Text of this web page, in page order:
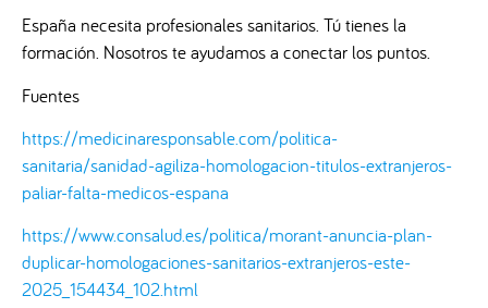
España necesita profesionales sanitarios. Tú tienes la
formación. Nosotros te ayudamos a conectar los puntos.
Fuentes
https://medicinaresponsable.com/politica-
sanitaria/sanidad-agiliza-homologacion-titulos-extranjeros-
paliar-falta-medicos-espana
https://www.consalud.es/politica/morant-anuncia-plan-
duplicar-homologaciones-sanitarios-extranjeros-este-
2025_154434_102.html